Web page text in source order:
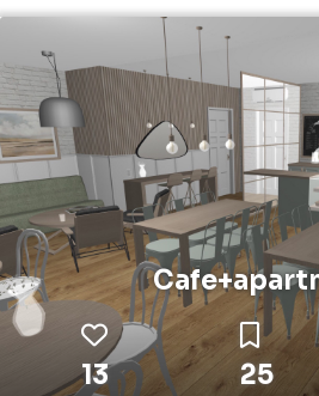
13 25